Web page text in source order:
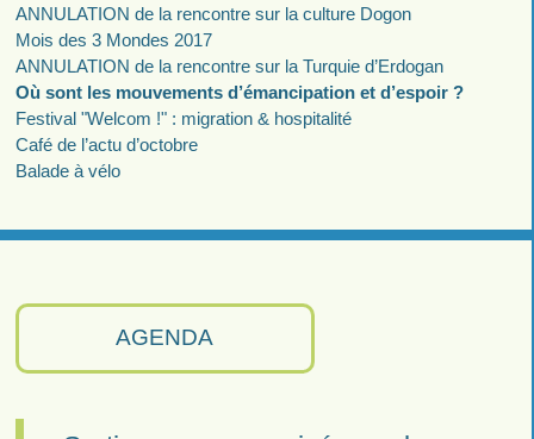
AGENDA
ANNULATION de la rencontre sur la culture Dogon
Mois des 3 Mondes 2017
ANNULATION de la rencontre sur la Turquie d’Erdogan
Où sont les mouvements d’émancipation et d’espoir ?
Festival "Welcom !" : migration & hospitalité
Café de l’actu d’octobre
Balade à vélo